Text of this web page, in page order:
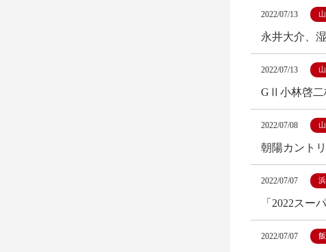
2022/07/13
永井大介、
2022/07/13
GⅡ小林啓二
2022/07/08
朝陽カント
2022/07/07
「2022スー
2022/07/07